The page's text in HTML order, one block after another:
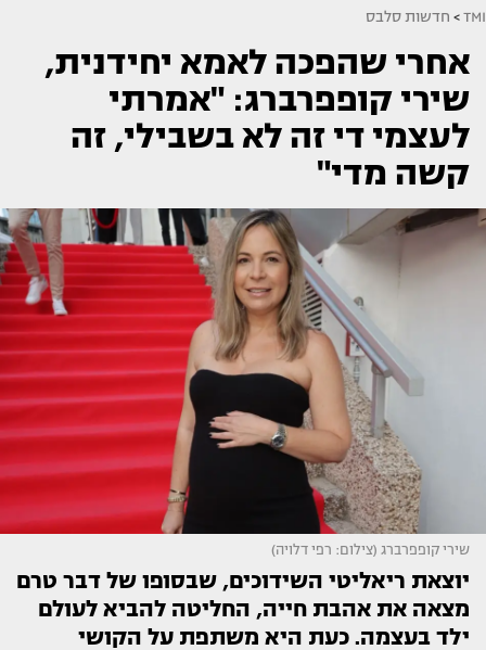
TMI
> חדשות סלבס
אחרי שהפכה לאמא יחידנית,
שירי קופפרברג: "אמרתי
לעצמי די זה לא בשבילי, זה
קשה מדי"
שירי קופפרברג (צילום: רפי דלויה)
יוצאת ריאליטי השידוכים, שבסופו של דבר טרם
מצאה את אהבת חייה, החליטה להביא לעולם
ילד בעצמה. כעת היא משתפת על הקושי